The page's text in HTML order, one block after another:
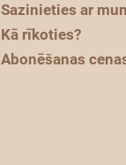
Sazinieties ar
Kā rīkoties?
Abonēšanas